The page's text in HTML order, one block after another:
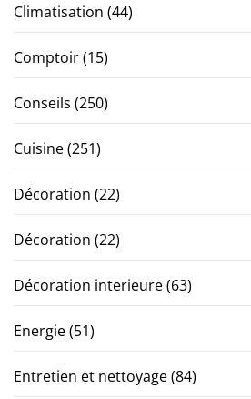
Climatisation (44)
Comptoir(15)
Conseils (250)
Cuisine(251)
Décoration (22)
Décoration (22)
Décoration interieure(63)
Energie(51)
Entretien et nettoyage(84)